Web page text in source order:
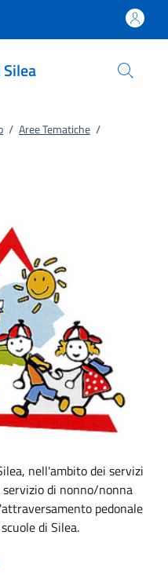
/ Aree Tematiche /
nell'ambito dei servizi
di nonno/nonna
pedonale
di Silea.